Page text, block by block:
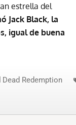
estrella del
Jack Black, la
igual de buena
Dead Redemption